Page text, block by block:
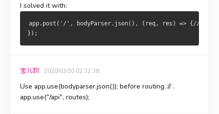
I solved it with:
app.post('/', bodyParser.json(), (req, res) => {//we have
});
宝儿凯 2020/03/20 02:32:38
Use app.use(bodyparser.json()); before routing. // .
app.use("/api", routes);